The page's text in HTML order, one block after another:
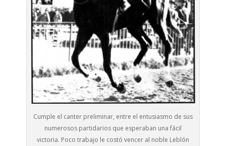
Cumple el canter preliminar, entre el entusiasmo de sus
numerosos partidarios que esperaban una fácil
victoria. Poco trabajo le costó vencer al noble Leblón